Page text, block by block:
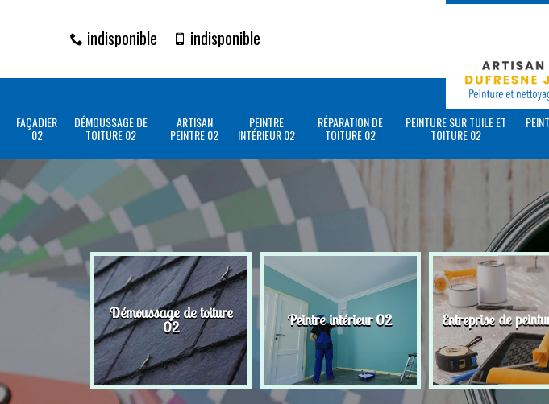
indisponible indisponible
FAÇADIER
02
DÉMOUSSAGE DE
TOITURE 02
ARTISAN
PEINTRE 02
PEINTRE
INTÉRIEUR 02
RÉPARATION DE
TOITURE 02
PEINTURE SUR TUILE ET
TOITURE 02
Démoussage de toiture
02 Peintre intérieur 02 Entreprise de